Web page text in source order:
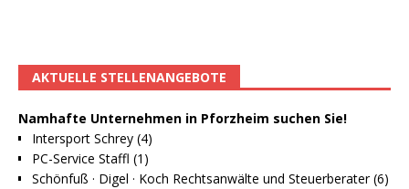
AKTUELLE STELLENANGEBOTE
Namhafte Unternehmen in Pforzheim suchen Sie!
Intersport Schrey (4)
PC-Service Staffl (1)
Schönfuß · Digel · Koch Rechtsanwälte und Steuerberater (6)